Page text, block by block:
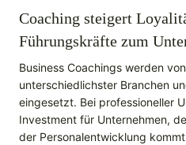
Coaching steigert
Führungskräfte zum
Business Coachings werden
unterschiedlichster Branchen
eingesetzt. Bei professioneller
Investment für Unternehmen,
der Personalentwicklung